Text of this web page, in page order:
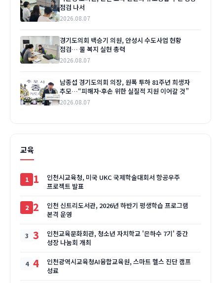
점검 나서
2026.08.07
경기도의회 백승기 의원, 안성시 수도사업 현황
점검… 물 복지 실현 총력
2026.08.07
남종섭 경기도의회 의장, 원폭 투하 81주년 희생자
추모…“피해자·후손 위한 실질적 지원 이어갈 것”
2026.08.07
교육
1
인천시교육청, 미국 UKC 국제학술대회서 항공우주
프로젝트 발표
2
인천 신트리도서관, 2026년 하반기 평생학습 프로그램
본격 운영
3
인천교육문화회관, 청소년 자치학교 '은하수 7기' 중간
성장 나눔회 개최
4
인천광역시교육청AI융합교육원, 스마트 헬스 진단 캠프
성료